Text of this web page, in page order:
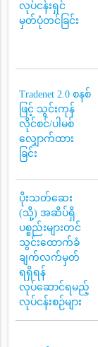
လုပ်ငန်းရှင်
မှတ်ပုံတင်ခြင်း
Tradenet 2.0 စနစ်
ဖြင့် သွင်းကုန်
လိုင်စင်/ပါမစ်
လျှောက်ထား
ခြင်း
ပိုးသတ်ဆေး
(သို့) အဆိပ်ရှိ
ပစ္စည်းများတင်
သွင်းထောက်ခံ
ချက်လက်မှတ်
ရရှိရန်
လုပ်ဆောင်ရမည့်
လုပ်ငန်းစဉ်များ